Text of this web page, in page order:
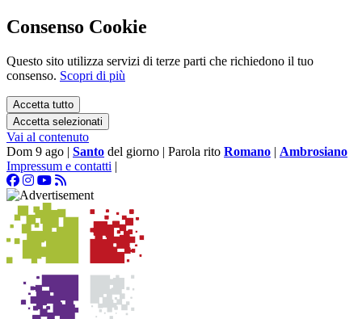
Consenso Cookie
Questo sito utilizza servizi di terze parti che richiedono il tuo
consenso. Scopri di più
Accetta tutto
Accetta selezionati
Vai al contenuto
Dom 9 ago | Santo del giorno | Parola rito Romano | Ambrosiano
Impressum e contatti |